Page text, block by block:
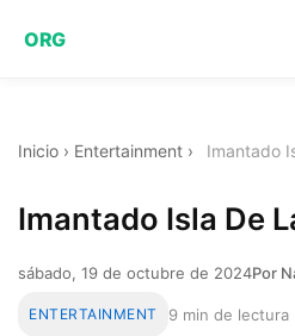
ORG
Inicio › Entertainment › Imantado
Imantado Isla De
sábado, 19 de octubre de 2024Por
ENTERTAINMENT 9 min de lectura